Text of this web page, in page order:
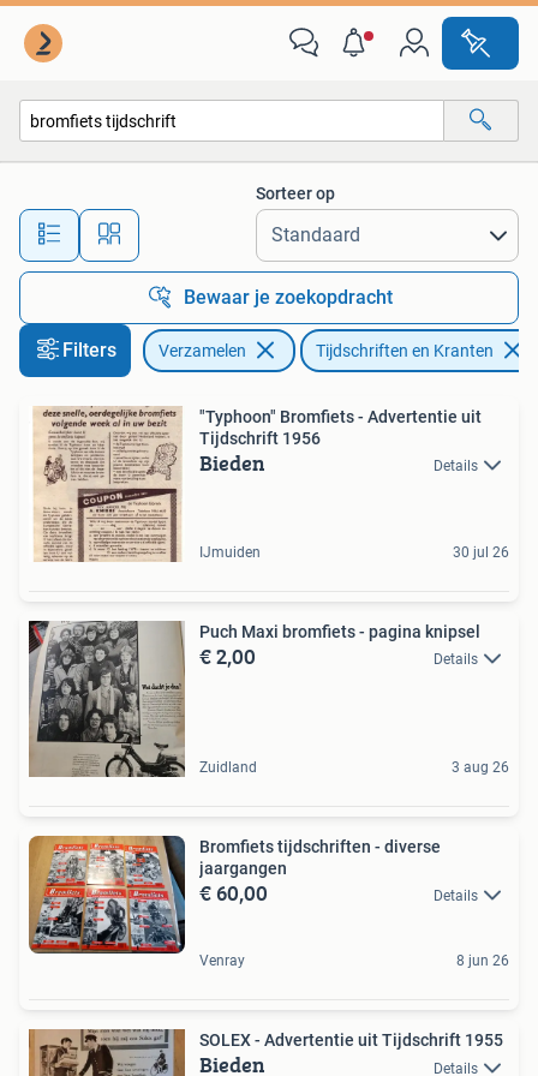
Alle afstanden…
Sorteer op
Bewaar je zoekopdracht
Filters Verzamelen Tijdschriften en Kranten
"Typhoon" Bromfiets - Advertentie uit
Tijdschrift 1956
Bieden Details
IJmuiden 30 jul 26
Puch Maxi bromfiets - pagina knipsel
€ 2,00 Details
Zuidland 3 aug 26
Bromfiets tijdschriften - diverse
jaargangen
€ 60,00 Details
Venray 8 jun 26
SOLEX - Advertentie uit Tijdschrift 1955
Bieden Details